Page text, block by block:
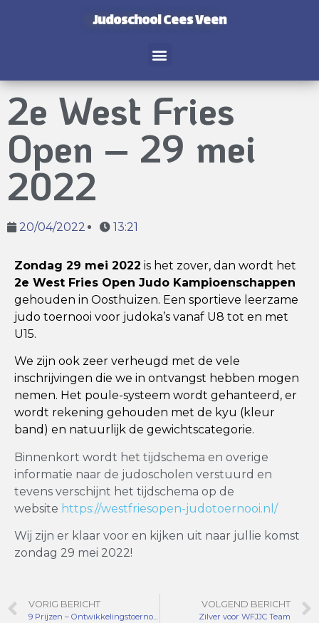
Judoschool Cees Veen
2e West Fries
Open – 29 mei
2022
20/04/2022 13:21
Zondag 29 mei 2022 is het zover, dan wordt het
2e West Fries Open Judo Kampioenschappen
gehouden in Oosthuizen. Een sportieve leerzame
judo toernooi voor judoka’s vanaf U8 tot en met
U15.
We zijn ook zeer verheugd met de vele
inschrijvingen die we in ontvangst hebben mogen
nemen. Het poule-systeem wordt gehanteerd, er
wordt rekening gehouden met de kyu (kleur
band) en natuurlijk de gewichtscategorie.
Binnenkort wordt het tijdschema en overige
informatie naar de judoscholen verstuurd en
tevens verschijnt het tijdschema op de
website https://westfriesopen-judotoernooi.nl/
Wij zijn er klaar voor en kijken uit naar jullie komst
zondag 29 mei 2022!
VORIG BERICHT VOLGEND BERICHT
Zilver voor WFJJC Team